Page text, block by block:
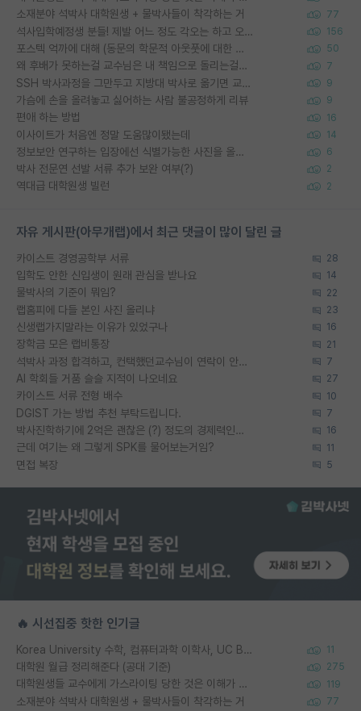
소재분야 석박사 대학원생 + 물박사들이 착각하는 거 77
석사입학예정생 분들! 제발 어느 정도 각오는 하고 오세요. 156
포스텍 억까에 대해 (동문의 학문적 아웃풋에 대한 반박) 50
왜 후배가 못하는걸 교수님은 내 책임으로 돌리는걸까요? 7
SSH 박사과정을 그만두고 지방대 박사로 옮기면 교수의 꿈은 끝일까요? 9
가슴에 손을 올려놓고 싫어하는 사람 불공정하게 리뷰 9
편애 하는 방법 16
이사이트가 처음엔 정말 도움많이됐는데 14
정보보안 연구하는 입장에선 식별가능한 사진을 올리는건 비추이긴함 6
박사 전문연 선발 서류 추가 보완 여부(?) 2
역대급 대학원생 빌런 2
자유 게시판(아무개랩)에서 최근 댓글이 많이 달린 글
카이스트 경영공학부 서류 28
입학도 안한 신입생이 원래 관심을 받나요 14
물박사의 기준이 뭐임? 22
랩홈피에 다들 본인 사진 올리냐 23
신생랩가지말라는 이유가 있었구나 16
장학금 모은 랩비통장 21
석박사 과정 합격하고, 컨택했던교수님이 연락이 안됩니다... 7
AI 학회들 거품 슬슬 지적이 나오네요 27
카이스트 서류 전형 배수 10
DGIST 가는 방법 추천 부탁드립니다. 7
박사진학하기에 2억은 괜찮은 (?) 정도의 경제력인가요 16
근데 여기는 왜 그렇게 SPK를 물어보는거임? 11
면접 복장 5
🔥 시선집중 핫한 인기글
Korea University 수학, 컴퓨터과학 이학사, UC Berkeley 산업공학 대학원 공학박사가 되는 것은 쉽지 않겠죠? 11
대학원 월급 정리해준다 (공대 기준) 275
대학원생들 교수에게 가스라이팅 당한 것은 이해가 갑니다. 안타깝네요. 119
소재분야 석박사 대학원생 + 물박사들이 착각하는 거 77